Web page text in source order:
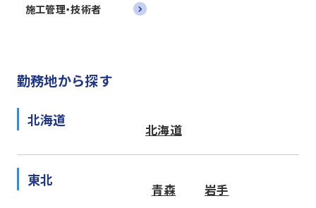
施工管理・技術者
勤務地から探す
北海道
北海道
東北
青森 岩手